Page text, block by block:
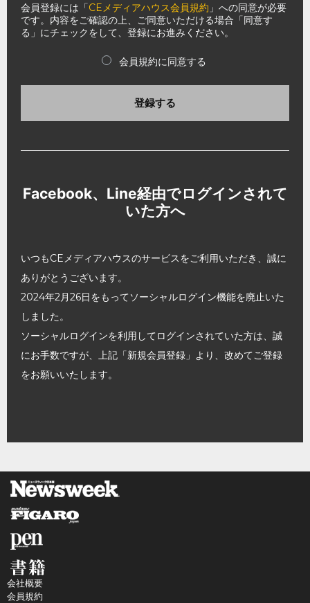
会員登録には「CEメディアハウス会員規約 」への同意が必要
です。内容をご確認の上、ご同意いただける場合「同意す
る」にチェックをして、登録にお進みください。
会員規約に同意する
登録する
Facebook、Line経由でログインされて
いた方へ
いつもCEメディアハウスのサービスをご利用いただき、誠に
ありがとうございます。
2024年2月26日をもってソーシャルログイン機能を廃止いた
しました。
ソーシャルログインを利用してログインされていた方は、誠
にお手数ですが、上記「新規会員登録」より、改めてご登録
をお願いいたします。
会社概要
会員規約